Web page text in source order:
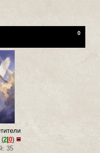
0
(2| 0)
35